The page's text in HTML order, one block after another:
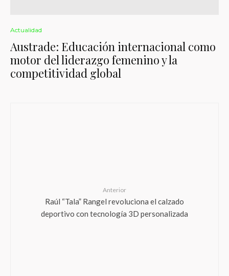
Actualidad
Austrade: Educación internacional como
motor del liderazgo femenino y la
competitividad global
Anterior
Raúl “Tala” Rangel revoluciona el calzado
deportivo con tecnología 3D personalizada